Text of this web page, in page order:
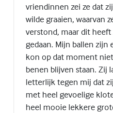
vriendinnen zei ze dat
wilde graaien, waarvan
verstond, maar dit
gedaan. Mijn ballen
kon op dat moment
benen blijven staan. Zij
letterlijk tegen mij dat
met heel gevoelige
heel mooie lekkere